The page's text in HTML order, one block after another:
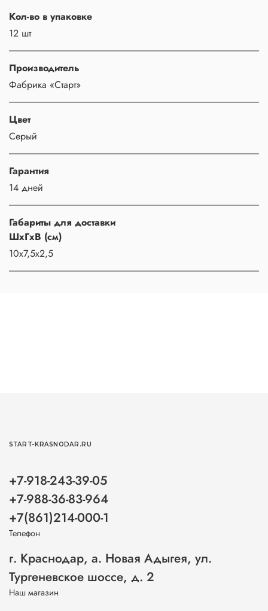
Кол-во в упаковке
12 шт
Производитель
Фабрика «Старт»
Цвет
Серый
Гарантия
14 дней
Габариты для доставки
ШхГхВ (см)
10х7,5х2,5
START-KRASNODAR.RU
+7-918-243-39-05
+7-988-36-83-964
+7(861)214-000-1
Телефон
г. Краснодар, а. Новая Адыгея, ул.
Тургеневское шоссе, д. 2
Наш магазин